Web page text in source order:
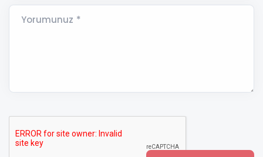
Yorumunuz *